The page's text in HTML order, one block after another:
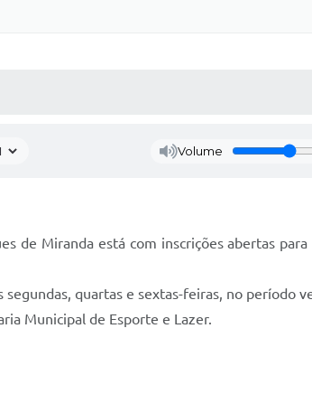
Volume
de Miranda está com inscrições abertas para
quartas e sextas-feiras, no período
Municipal de Esporte e Lazer.